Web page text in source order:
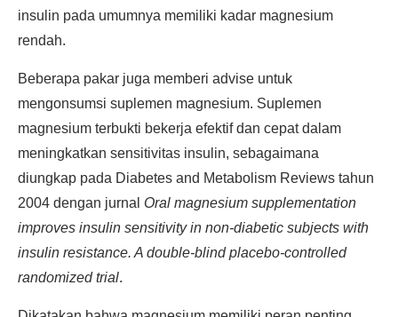
insulin pada umumnya memiliki kadar magnesium
rendah.
Beberapa pakar juga memberi advise untuk
mengonsumsi suplemen magnesium. Suplemen
magnesium terbukti bekerja efektif dan cepat dalam
meningkatkan sensitivitas insulin, sebagaimana
diungkap pada Diabetes and Metabolism Reviews tahun
2004 dengan jurnal Oral magnesium supplementation
improves insulin sensitivity in non-diabetic subjects with
insulin resistance. A double-blind placebo-controlled
randomized trial.